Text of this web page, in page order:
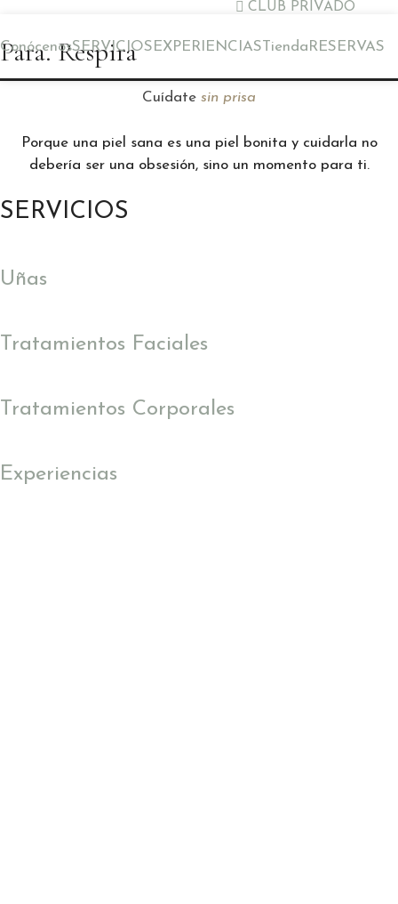
CLUB PRIVADO
ConócenosSERVICIOS EXPERIENCIASTienda RESERVAS
contenido
Para. Respira
Cuídate sin prisa
Porque una piel sana es una piel bonita y cuidarla no
debería ser una obsesión, sino un momento para ti.
SERVICIOS
Uñas
Tratamientos Faciales
Tratamientos Corporales
Experiencias